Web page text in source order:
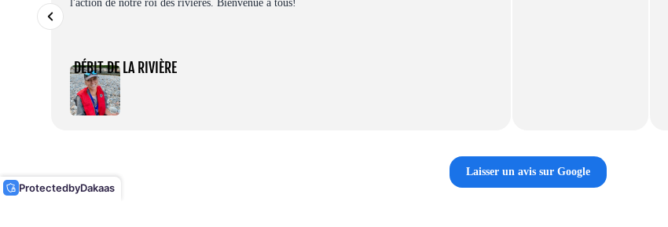
DÉBIT DE LA RIVIÈRE
l'action de notre roi des rivières. Bienvenue à tous!
Laisser un avis sur Google
ProtectedbyDakaas